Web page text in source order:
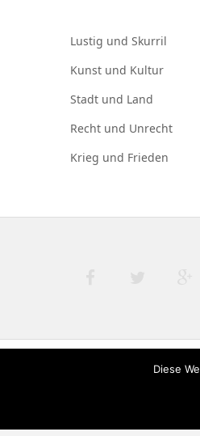
Lustig und Skurril
Kunst und Kultur
Stadt und Land
Recht und Unrecht
Krieg und Frieden
Diese